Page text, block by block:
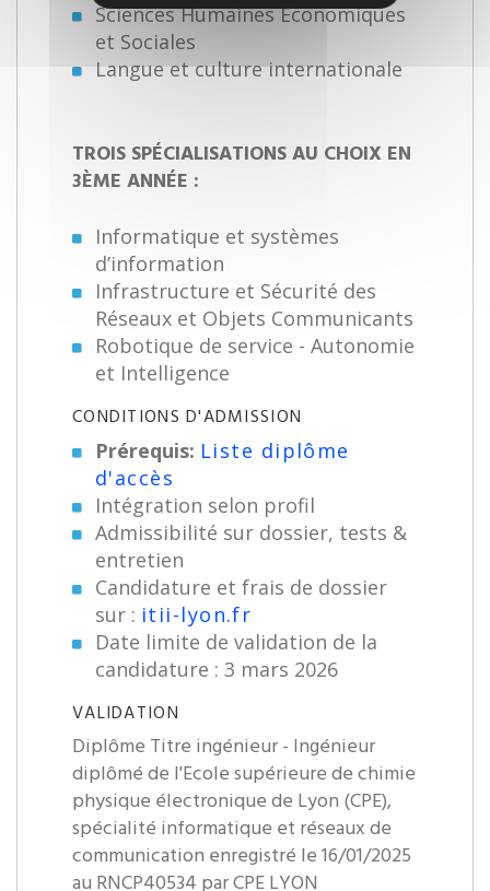
Sciences Humaines Economiques
et Sociales
Langue et culture internationale
TROIS SPÉCIALISATIONS AU CHOIX EN
3ÈME ANNÉE :
Informatique et systèmes
d’information
Infrastructure et Sécurité des
Réseaux et Objets Communicants
Robotique de service - Autonomie
et Intelligence
CONDITIONS D'ADMISSION
Prérequis: Liste diplôme
d'accès
Intégration selon profil
Admissibilité sur dossier, tests &
entretien
Candidature et frais de dossier
sur : itii-lyon.fr
Date limite de validation de la
candidature : 3 mars 2026
VALIDATION
Diplôme Titre ingénieur - Ingénieur
diplômé de l'Ecole supérieure de chimie
physique électronique de Lyon (CPE),
spécialité informatique et réseaux de
communication enregistré le 16/01/2025
au RNCP40534 par CPE LYON